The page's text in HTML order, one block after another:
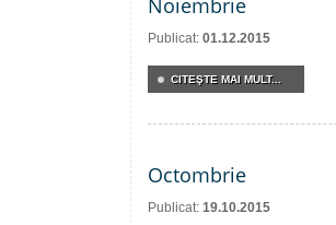
Noiembrie
Publicat: 01.12.2015
CITEŞTE MAI MULT...
Octombrie
Publicat: 19.10.2015